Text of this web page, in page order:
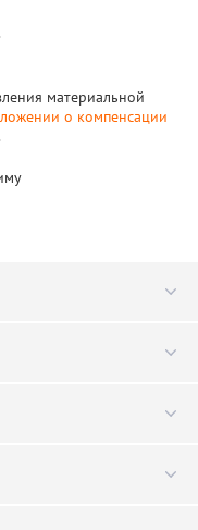
материальной
о компенсации